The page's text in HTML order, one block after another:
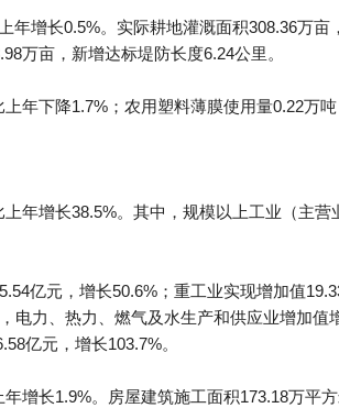
年增长0.5%。实际耕地灌溉面积308.36万
万亩，新增达标堤防长度6.24公里。
年下降1.7%；农用塑料薄膜使用量0.22万
年增长38.5%。其中，规模以上工业（主
亿元，增长50.6%；重工业实现增加值
电力、热力、燃气及水生产和供应业增加
亿元，增长103.7%。
增长1.9%。房屋建筑施工面积173.18万平